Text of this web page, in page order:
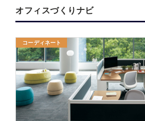
オフィスづくりナビ
コーディネート